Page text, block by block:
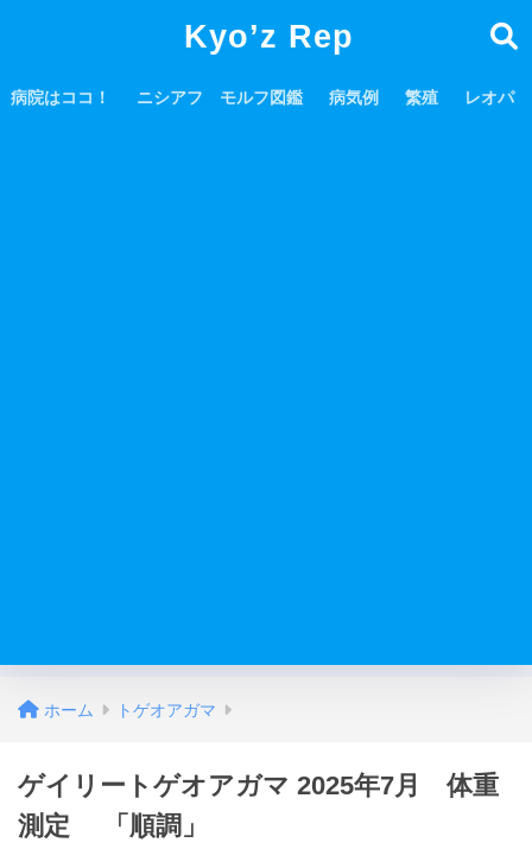
Kyo’z Rep
病院はココ！ ニシアフ モルフ図鑑 病気例 繁殖 レオパ
ホーム トゲオアガマ
ゲイリートゲオアガマ 2025年7月 体重
測定 「順調」